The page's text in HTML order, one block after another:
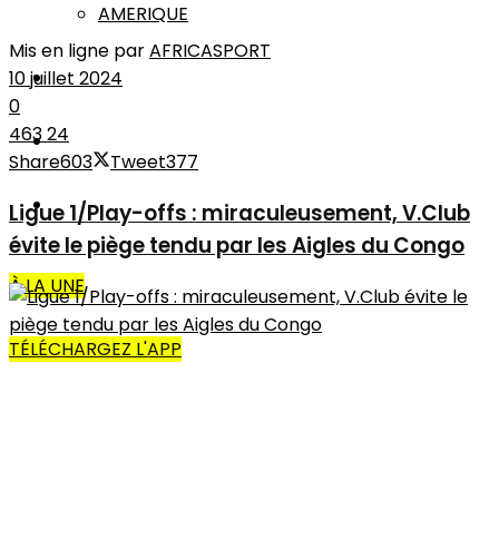
AMERIQUE
INTERVIEW
L’EDITO
AUTRES
À LA UNE
TÉLÉCHARGEZ L'APP
Mis en ligne parAFRICASPORT
10 juillet 2024
0
46324
Share603 Tweet377
Ligue 1/Play-offs : miraculeusement, V.Club
évite le piège tendu par les Aigles du Congo